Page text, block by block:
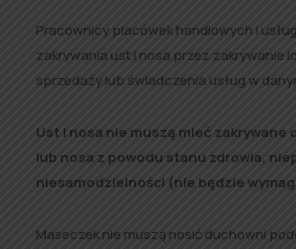
Pracownicy placówek handlowych i
zakrywania ust i nosa przez zakrywanie
sprzedaży lub świadczenia usług w
Ust i nosa nie muszą mieć
lub nosa z powodu stanu zdrowia,
niesamodzielności (nie będzie
Maseczek nie muszą nosić duchowni